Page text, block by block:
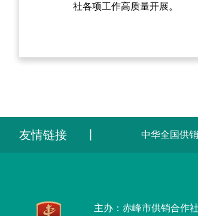
社各项工作高质量开展。
友情链接 中华全国供
主办：赤峰市供销合作